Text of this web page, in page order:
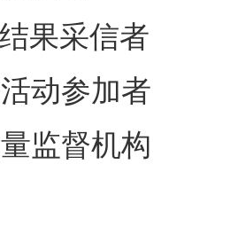
果采信者
动参加者
监督机构